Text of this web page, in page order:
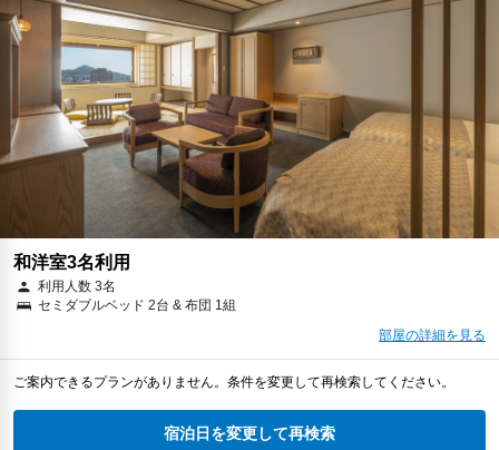
和洋室3名利用
利用人数 3名
セミダブルベッド 2台 & 布団 1組
部屋の詳細を見る
ご案内できるプランがありません。条件を変更して再検索してください。
宿泊日を変更して再検索